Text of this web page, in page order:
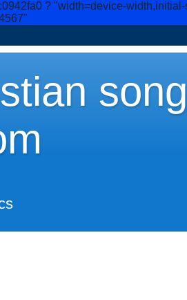
? "width=device-